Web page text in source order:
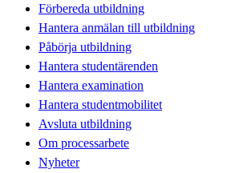
Förbereda utbildning
Hantera anmälan till utbildning
Påbörja utbildning
Hantera studentärenden
Hantera examination
Hantera studentmobilitet
Avsluta utbildning
Om processarbete
Nyheter